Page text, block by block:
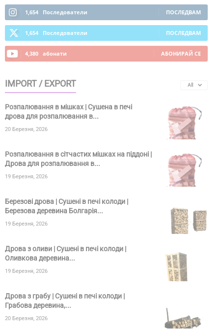
1,654 Последователи ПОСЛЕДВАМ
1,654 Последователи ПОСЛЕДВАМ
4,380 абонати АБОНИРАЙ СЕ
IMPORT / EXPORT All
Розпалювання в мішках | Сушена в печі
дрова для розпалювання в...
20 Березня, 2026
Розпалювання в сітчастих мішках на піддоні |
Дрова для розпалювання в...
19 Березня, 2026
Березові дрова | Сушені в печі колоди |
Березова деревина Болгарія...
19 Березня, 2026
Дрова з оливи | Сушені в печі колоди |
Оливкова деревина...
19 Березня, 2026
Дрова з грабу | Сушені в печі колоди |
Грабова деревина,...
20 Березня, 2026